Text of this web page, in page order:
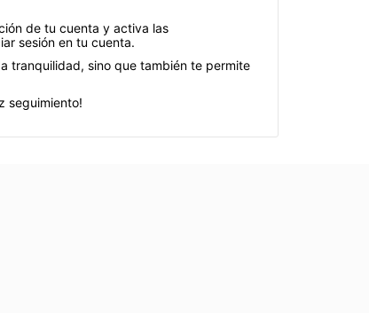
de tu cuenta y activa las
sesión en tu cuenta.
tranquilidad, sino que también te permite
seguimiento!